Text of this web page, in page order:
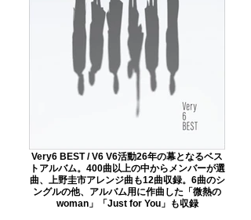
Very6 BEST / V6 V6活動26年の幕となるベス
トアルバム。400曲以上の中からメンバーが選
曲、上野圭市アレンジ曲も12曲収録。6曲のシ
ングルの他、アルバム用に作曲した「微熱の
woman」「Just for You」も収録